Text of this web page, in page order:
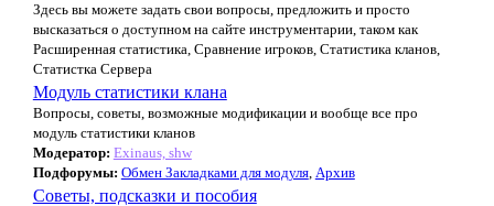
Здесь вы можете задать свои вопросы, предложить и просто
высказаться о доступном на сайте инструментарии, таком как
Расширенная статистика, Сравнение игроков, Статистика кланов,
Статистка Сервера
Модуль статистики клана
Вопросы, советы, возможные модификации и вообще все про
модуль статистики кланов
Модератор: Exinaus, shw
Подфорумы: Обмен Закладками для модуля, Архив
Советы, подсказки и пособия